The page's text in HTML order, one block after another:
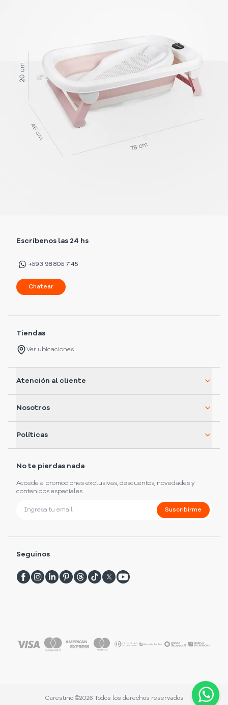
Escríbenos las 24 hs
+593 98 805 7145
Chatear
Tiendas
Ver ubicaciones
Atención al cliente
Nosotros
Políticas
No te pierdas nada
Accede a promociones exclusivas, descuentos, novedades y
contenidos especiales
Suscribirme
Seguinos
Carestino ©2026 Todos los derechos reservados